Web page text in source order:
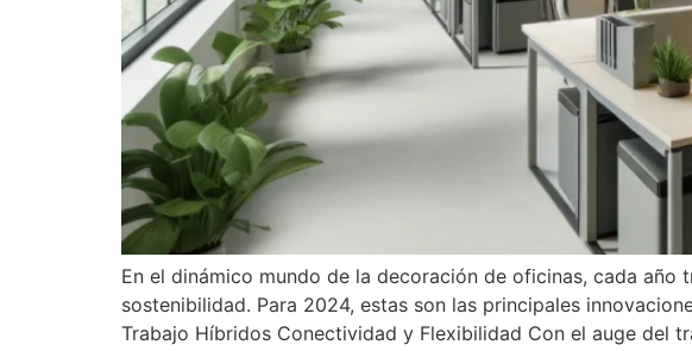
En el dinámico mundo de la decoración de oficinas, cada
sostenibilidad. Para 2024, estas son las principales
Trabajo Híbridos Conectividad y Flexibilidad Con el auge del